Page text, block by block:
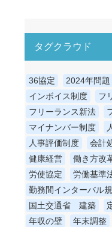
タグクラウド
36協定
2024年問題
インボイス制度
フ
フリーランス新法
マイナンバー制度
人事評価制度
会計
健康経営
働き方改
労使協定
労働基準
勤務間インターバル
国土交通省 建築
年収の壁
年末調整